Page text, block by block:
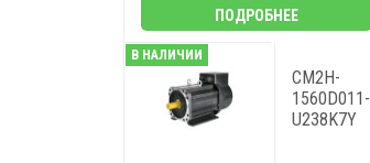
ПОДРОБНЕЕ
В НАЛИЧИИ
CM2H-
1560D011-
U238K7Y